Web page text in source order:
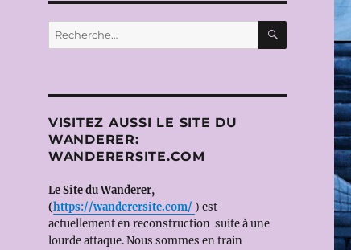
Recherche
pour :
VISITEZ AUSSI LE SITE DU
WANDERER:
WANDERERSITE.COM
Le Site du Wanderer,
(https://wanderersite.com/ ) est
actuellement en reconstruction suite à une
lourde attaque. Nous sommes en train